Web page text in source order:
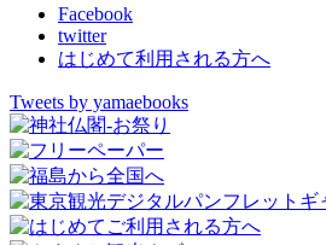
Facebook
twitter
はじめて利用される方へ
Tweets by yamaebooks